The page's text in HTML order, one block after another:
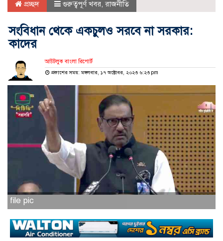
প্রচ্ছদ গুরুত্বপূর্ণ খবর, রাজনীতি
সংবিধান থেকে একচুলও সরবে না সরকার:
কাদের
আউটলুক বাংলা রিপোর্ট
প্রকাশের সময়: মঙ্গলবার, ১৭ অক্টোবর, ২০২৩ ৬:২৩ pm
file pic